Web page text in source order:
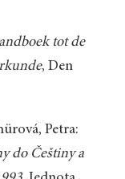
tot de
, Den
Petra:
do Češtiny a